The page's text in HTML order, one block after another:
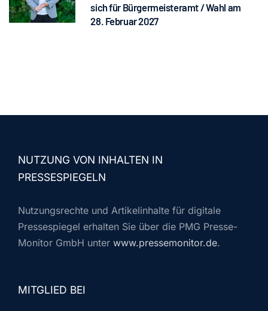
sich für Bürgermeisteramt / Wahl am
28. Februar 2027
NUTZUNG VON INHALTEN IN
PRESSESPIEGELN
Nutzungsrechte und Artikelinhalte für digitale
Pressespiegel erhalten Sie über die PMG Presse-
Monitor GmbH unter www.pressemonitor.de.
MITGLIED BEI